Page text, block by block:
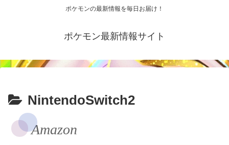
ポケモンの最新情報を毎日お届け！
ポケモン最新情報サイト
NintendoSwitch2
Amazon